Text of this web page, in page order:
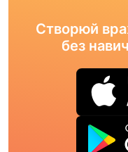
Створюй
без